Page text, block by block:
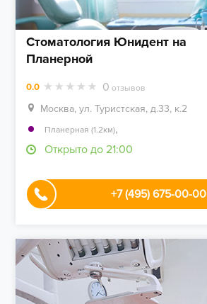
Стоматология Юнидент на
Планерной
0.0 0 отзывов
Москва, ул. Туристская, д.33, к.2
Планерная (1.2км),
Открыто до 21:00
+7 (495) 675-00-00